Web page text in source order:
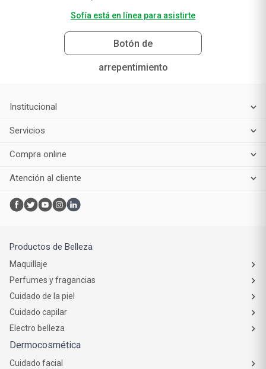
Sofía está en línea para asistirte
Botón de
arrepentimiento
Institucional
Servicios
Compra online
Atención al cliente
Productos de Belleza
Maquillaje
Perfumes y fragancias
Cuidado de la piel
Cuidado capilar
Electro belleza
Dermocosmética
Cuidado facial